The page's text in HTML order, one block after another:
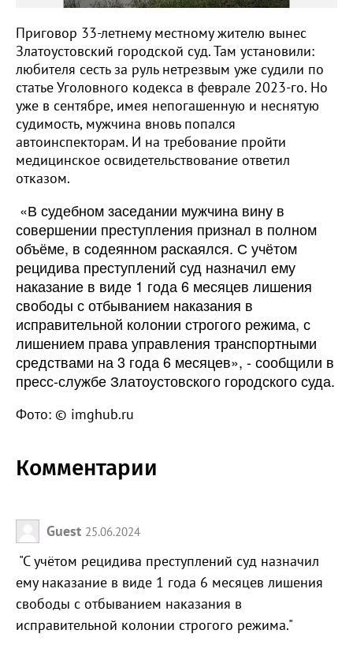
Приговор 33-летнему местному жителю вынес
Златоустовский городской суд. Там установили:
любителя сесть за руль нетрезвым уже судили по
статье Уголовного кодекса в феврале 2023-го. Но
уже в сентябре, имея непогашенную и неснятую
судимость, мужчина вновь попался
автоинспекторам. И на требование пройти
медицинское освидетельствование ответил
отказом.
«В судебном заседании мужчина вину в
совершении преступления признал в полном
объёме, в содеянном раскаялся. С учётом
рецидива преступлений суд назначил ему
наказание в виде 1 года 6 месяцев лишения
свободы с отбыванием наказания в
исправительной колонии строгого режима, с
лишением права управления транспортными
средствами на 3 года 6 месяцев», - сообщили в
пресс-службе Златоустовского городского суда.
Фото: © imghub.ru
Комментарии
Guest 25.06.2024
"С учётом рецидива преступлений суд назначил
ему наказание в виде 1 года 6 месяцев лишения
свободы с отбыванием наказания в
исправительной колонии строгого режима."